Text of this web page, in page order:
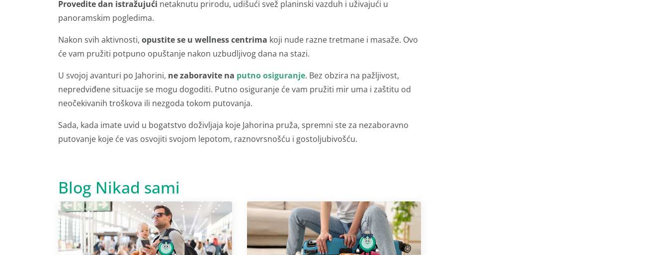
Provedite dan istražujući netaknutu prirodu, udišući svež planinski vazduh i uživajući u
panoramskim pogledima.
Nakon svih aktivnosti, opustite se u wellness centrima koji nude razne tretmane i masaže. Ovo
će vam pružiti potpuno opuštanje nakon uzbudljivog dana na stazi.
U svojoj avanturi po Jahorini, ne zaboravite na putno osiguranje. Bez obzira na pažljivost,
nepredviđene situacije se mogu dogoditi. Putno osiguranje će vam pružiti mir uma i zaštitu od
neočekivanih troškova ili nezgoda tokom putovanja.
Sada, kada imate uvid u bogatstvo doživljaja koje Jahorina pruža, spremni ste za nezaboravno
putovanje koje će vas osvojiti svojom lepotom, raznovrsnošću i gostoljubivošću.
Blog Nikad sami